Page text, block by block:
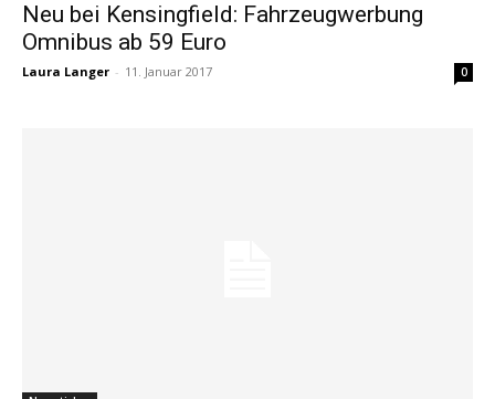
Neu bei Kensingfield: Fahrzeugwerbung
Omnibus ab 59 Euro
Laura Langer - 11. Januar 2017 0